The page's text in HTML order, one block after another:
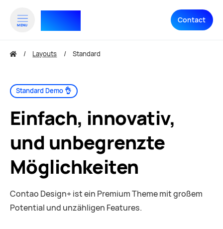
MENU RTHNK⁺ Contact
zum Inhalt springen
Layouts Standard
Standard Demo 👌
Einfach, innovativ,
und unbegrenzte
Möglichkeiten
Contao Design+ ist ein Premium Theme mit großem
Potential und unzähligen Features.